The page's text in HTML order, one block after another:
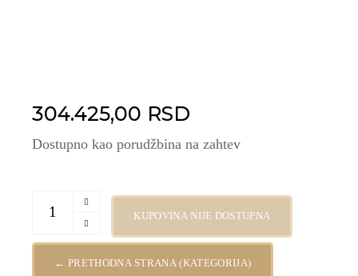
304.425,00 RSD
Dostupno kao porudžbina na zahtev
Investiciono zlato IGR 20g quantity
KUPOVINA NIJE DOSTUPNA
← PRETHODNA STRANA (KATEGORIJA)